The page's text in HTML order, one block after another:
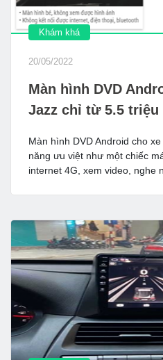
Khám khá
20/05/2022
Màn hình DVD
Jazz chỉ từ 5.5 triệu
Màn hình DVD Android cho
năng ưu việt như một chiếc
internet 4G, xem video, nghe